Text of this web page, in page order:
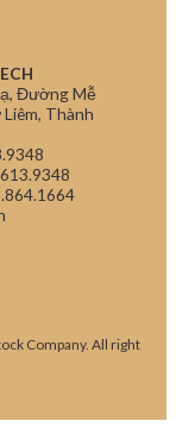
Đường Mễ
Thành
Company. All right